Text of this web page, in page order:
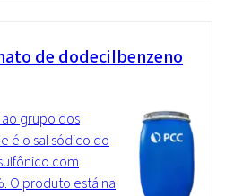
de dodecilbenzeno
grupo dos
é o sal sódico do
com
O produto está na